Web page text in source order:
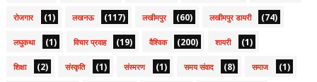
रोजगार (1) लखनऊ (117) लखीमपुर (60) लखीमपुर डायरी (74)
लघुकथा (1) विचार प्रवाह (19) वैश्विक (200) शायरी (1)
शिक्षा (2) संस्कृति (1) संस्मरण (1) समय संवाद (8) समाज (1)